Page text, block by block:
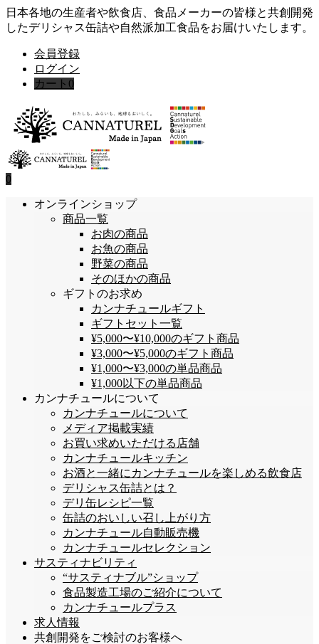
日本各地の生産者や飲食店、食品メーカーの皆様と共創開発
したデリシャス缶詰や自然派加工食品をお届けいたします。
会員登録
ログイン
カート 0
0
オンラインショップ
商品一覧
お肉の商品
お魚の商品
野菜の商品
そのほかの商品
ギフトのお求め
カンナチュールギフト
ギフトセット一覧
¥5,000〜¥10,000のギフト商品
¥3,000〜¥5,000のギフト商品
¥1,000〜¥3,000の単品商品
¥1,000以下の単品商品
カンナチュールについて
カンナチュールについて
メディア掲載実績
お買い求めいただける店舗
カンナチュールキッチン
お酒と一緒にカンナチュールを楽しめる飲食店
デリシャス缶詰とは？
デリ缶レシピ一覧
缶詰のおいしい召し上がり方
カンナチュール自動販売機
カンナチュールセレクション
サスティナビリティ
“サスティナブル”ショップ
食品製造工場のご紹介について
カンナチュールプラス
求人情報
共創開発をご検討のお客様へ